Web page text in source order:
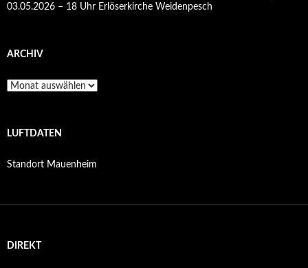
03.05.2026 – 18 Uhr Erlöserkirche Weidenpesch
ARCHIV
Archiv
LUFTDATEN
Standort Mauenheim
DIREKT